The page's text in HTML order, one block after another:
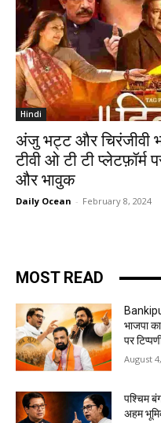
Hindi
अंजु भट्ट और चिरंजीवी
टीवी ओ टी टी प्लेटफ़ॉर्म
और भावुक
Daily Ocean - February 8, 2024
MOST READ
भाजपा
पर
August
पश्चिम
अहम